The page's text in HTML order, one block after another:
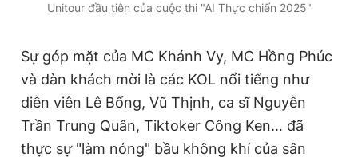
Unitour đầu tiên của cuộc thi "AI Thực chiến 2025"
Sự góp mặt của MC Khánh Vy, MC Hồng Phúc
và dàn khách mời là các KOL nổi tiếng như
diễn viên Lê Bống, Vũ Thịnh, ca sĩ Nguyễn
Trần Trung Quân, Tiktoker Công Ken… đã
thực sự "làm nóng" bầu không khí của sân